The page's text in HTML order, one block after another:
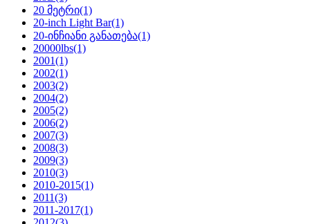
20 მეტრი(1)
20-inch Light Bar(1)
20-ინჩიანი განათება(1)
20000lbs(1)
2001(1)
2002(1)
2003(2)
2004(2)
2005(2)
2006(2)
2007(3)
2008(3)
2009(3)
2010(3)
2010-2015(1)
2011(3)
2011-2017(1)